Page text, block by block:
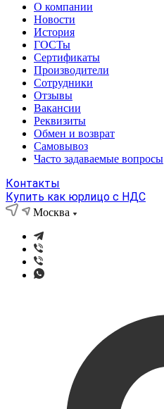
О компании
Новости
История
ГОСТы
Сертификаты
Производители
Сотрудники
Отзывы
Вакансии
Реквизиты
Обмен и возврат
Самовывоз
Часто задаваемые вопросы
Контакты
Купить как юрлицо с НДС
Москва